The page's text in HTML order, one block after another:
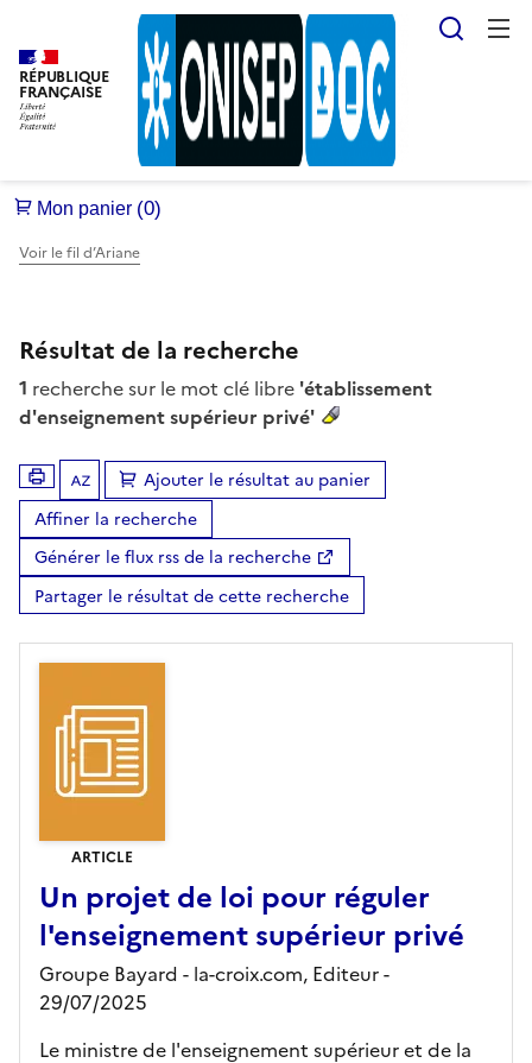
RÉPUBLIQUE
FRANÇAISE
Voir le fil d’Ariane
Résultat de la recherche
1 recherche sur le mot clé libre 'établissement
d'enseignement supérieur privé'
Tris disponibles (Ouverture d'une modale)
Ajouter le résultat au panier
Affiner la recherche
Générer le flux rss de la recherche
Partager le résultat de cette recherche
ARTICLE
Un projet de loi pour réguler
l'enseignement supérieur privé
Groupe Bayard - la-croix.com, Editeur-
29/07/2025
Le ministre de l'enseignement supérieur et de la